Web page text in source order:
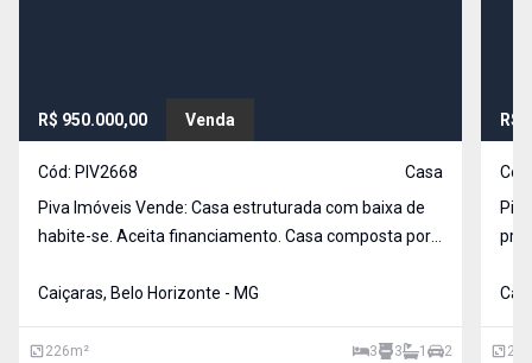
R$ 950.000,00 Venda
Cód: PIV2668
Casa
Piva Imóveis Vende: Casa estruturada com baixa de
habite-se. Aceita financiamento. Casa composta por
ampla, varanda, espaço externo com 2 barracões, 1
Caiçaras, Belo Horizonte - MG
226m² 3 3 1 2
R$
em
220